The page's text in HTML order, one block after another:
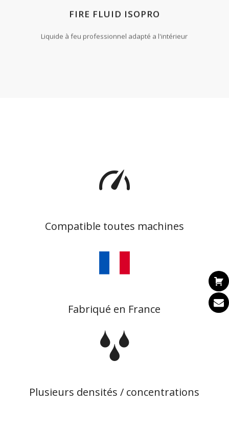
FIRE FLUID ISOPRO
Liquide à feu professionnel adapté a l'intérieur
Compatible toutes machines
Fabriqué en France
Plusieurs densités / concentrations